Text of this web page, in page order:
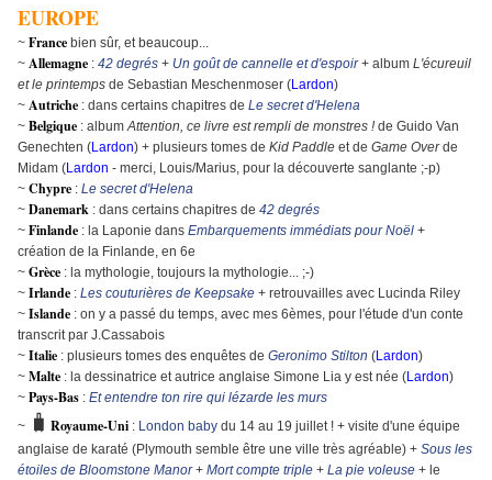
EUROPE
~ France bien sûr, et beaucoup...
~ Allemagne : 42 degrés + Un goût de cannelle et d'espoir+ album L'écureuil
et le printemps de Sebastian Meschenmoser (Lardon)
~ Autriche : dans certains chapitres de Le secret d'Helena
~ Belgique : albumAttention, ce livre est rempli de monstres !de Guido Van
Genechten (Lardon) + plusieurs tomes de Kid Paddle et de Game Overde
Midam (Lardon - merci, Louis/Marius, pour la découverte sanglante ;-p)
~ Chypre : Le secret d'Helena
~ Danemark : dans certains chapitres de 42 degrés
~ Finlande : la Laponie dans Embarquements immédiats pour Noël +
création de la Finlande, en 6e
~ Grèce : la mythologie, toujours la mythologie... ;-)
~ Irlande : Les couturières de Keepsake + retrouvailles avec Lucinda Riley
~ Islande : on y a passé du temps, avec mes 6èmes, pour l'étude d'un conte
transcrit par J.Cassabois
~ Italie : plusieurs tomes des enquêtes de Geronimo Stilton (Lardon)
~ Malte : la dessinatrice et autrice anglaise Simone Lia y est née (Lardon)
~ Pays-Bas : Et entendre ton rire qui lézarde les murs
~ 🧳 Royaume-Uni : London baby du 14 au 19 juillet ! + visite d'une équipe
anglaise de karaté (Plymouth semble être une ville très agréable) + Sous les
étoiles de Bloomstone Manor+ Mort compte triple + La pie voleuse + le